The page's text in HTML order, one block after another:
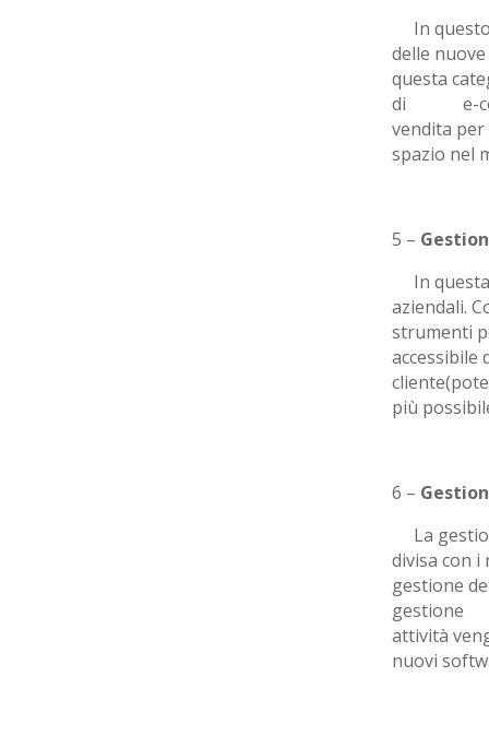
In questo
delle
questa
di e-
vendita
spazio nel
5 –
In questa
aziendali.
strumenti
più
6 –
La
divisa con i
gestione
gestione
attività
nuovi